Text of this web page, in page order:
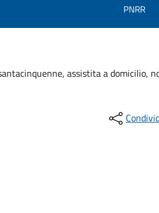
PNRR
assistita a domicilio,